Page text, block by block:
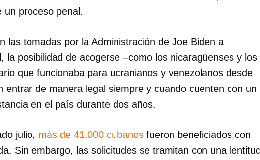
como favorito, primero has de iniciar sesión con tu
INICIAR SESIÓN CANCELAR
un proceso penal.
las tomadas por la Administración de Joe Biden a
la posibilidad de acogerse –como los nicaragüenses y los
que funcionaba para ucranianos y venezolanos desde
entrar de manera legal siempre y cuando cuenten con un
en el país durante dos años.
julio, más de 41.000 cubanos fueron beneficiados con
Sin embargo, las solicitudes se tramitan con una lentitud